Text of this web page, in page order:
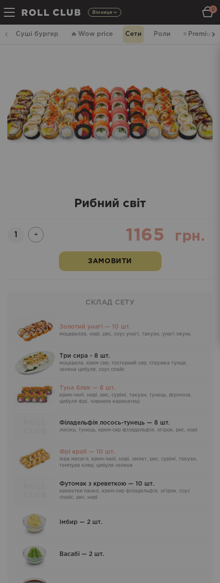
Вінниця
0
Суші бургер 🔥 Wow price Сети Роли ⭐️ Premium
Рибний світ
Кількість
+ 1165 грн.
ЗАМОВИТИ
СКЛАД СЕТУ
Золотий унагі — 10 шт.
моцарелла, норі, рис, соус унагі, такуан, унагі окунь
Три сира - 8 шт.
моцарела, крем сир, тостерний сир, стружка тунця,
зелена цибуля, соус спайс
Туна блек — 8 шт.
крем-чилі, норі, рис, сурімі, такуан, тунець, фунчоза,
цибуля фрі, чорнила каракатиці
Філадельфія лосось-тунець — 8 шт.
лосось, тунець, крем-сир філадельфія, огірок, рис, норі
Фрі краб — 10 шт.
ікра масаго, крем-чилі, норі, омлет, рис, сурімі, такуан,
темпура кляр, цибуля зелена
Футомак з креветкою — 10 шт.
креветки панко, крем-сир Філадельфія, огірок, соус
спайс, рис, норі
Імбир — 2 шт.
Васабі — 2 шт.